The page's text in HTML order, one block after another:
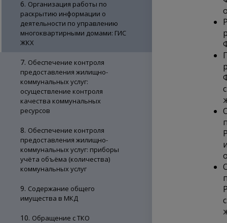
6. Организация работы по
раскрытию информации о
деятельности по управлению
многоквартирными домами: ГИС
ЖКХ
7. Обеспечение контроля
предоставления жилищно-
коммунальных услуг:
осуществление контроля
качества коммунальных
ресурсов
8. Обеспечение контроля
предоставления жилищно-
коммунальных услуг: приборы
учёта объёма (количества)
коммунальных услуг
9. Содержание общего
имущества в МКД
10. Обращение с ТКО